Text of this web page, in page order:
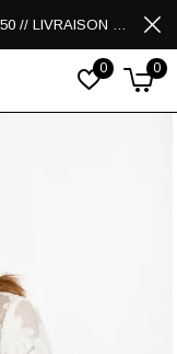
0 0
50% sur les soldes avec le code promo ÉTÉ50 // LIVRAISON GRATUITE POUR LES ACHATS DE 250$ ET PLUS